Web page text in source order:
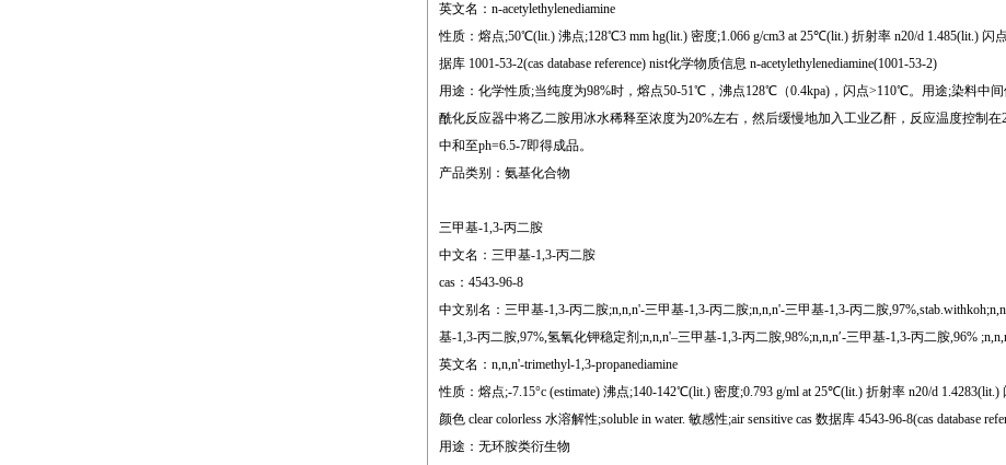
英文名：n-acetylethylenediamine
性质：熔点;50℃(lit.) 沸点;128℃3 mm hg(lit.) 密度;1.066 g/cm3 at 25℃(lit.) 折射率 n20/d 1.485(lit.) 闪
据库 1001-53-2(cas database reference) nist化学物质信息 n-acetylethylenediamine(1001-53-2)
用途：化学性质;当纯度为98%时，熔点50-51℃，沸点128℃（0.4kpa)，闪点>110℃。用途;染料中
酰化反应器中将乙二胺用冰水稀释至浓度为20%左右，然后缓慢地加入工业乙酐，反应温度控制
中和至ph=6.5-7即得成品。
产品类别：氨基化合物
三甲基-1,3-丙二胺
中文名：三甲基-1,3-丙二胺
cas：4543-96-8
中文别名：三甲基-1,3-丙二胺;n,n,n'-三甲基-1,3-丙二胺;n,n,n'-三甲基-1,3-丙二胺
基-1,3-丙二胺,97%,氢氧化钾稳定剂;n,n,n'–三甲基-1,3-丙二胺,98%;n,n,n′-三甲基-1,3-丙二胺,96%
英文名：n,n,n'-trimethyl-1,3-propanediamine
性质：熔点;-7.15°c (estimate) 沸点;140-142℃(lit.) 密度;0.793 g/ml at 25℃(lit.) 折射率 n20/d 1.4283(lit.)
颜色 clear colorless 水溶解性;soluble in water. 敏感性;air sensitive cas 数据库 4543-96-8(cas database
用途：无环胺类衍生物